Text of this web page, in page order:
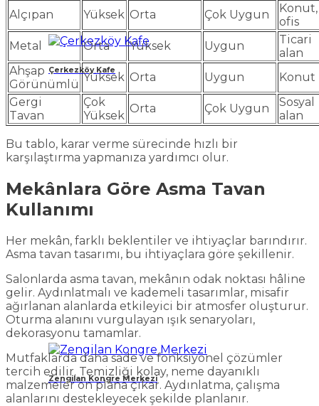
Çerkezköy Kafe
Zengilan Kongre Merkezi
Alçıpan Yüksek Orta Çok Uygun
Konut,
ofis
Metal
Orta Yüksek Uygun
Ticari
alan
Ahşap
Görünümlü
Yüksek Orta Uygun
Konut
Gergi
Tavan
Çok
Yüksek
Orta Çok Uygun
Sosyal
alan
Bu tablo, karar verme sürecinde hızlı bir
karşılaştırma yapmanıza yardımcı olur.
Mekânlara Göre Asma Tavan
Kullanımı
Her mekân, farklı beklentiler ve ihtiyaçlar barındırır.
Asma tavan tasarımı, bu ihtiyaçlara göre şekillenir.
Salonlarda asma tavan, mekânın odak noktası hâline
gelir. Aydınlatmalı ve kademeli tasarımlar, misafir
ağırlanan alanlarda etkileyici bir atmosfer oluşturur.
Oturma alanını vurgulayan ışık senaryoları,
dekorasyonu tamamlar.
Mutfaklarda daha sade ve fonksiyonel çözümler
tercih edilir. Temizliği kolay, neme dayanıklı
malzemeler ön plana çıkar. Aydınlatma, çalışma
alanlarını destekleyecek şekilde planlanır.